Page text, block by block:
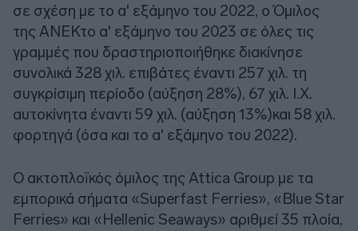
σε σχέση με το α' εξάμηνο του 2022, ο Όμιλος
της ΑΝΕΚτο α' εξάμηνο του 2023 σε όλες τις
γραμμές που δραστηριοποιήθηκε διακίνησε
συνολικά 328 χιλ. επιβάτες έναντι 257 χιλ. τη
συγκρίσιμη περίοδο (αύξηση 28%), 67 χιλ. Ι.Χ.
αυτοκίνητα έναντι 59 χιλ. (αύξηση 13%)και 58 χιλ.
φορτηγά (όσα και το α' εξάμηνο του 2022).
Ο ακτοπλοϊκός όμιλος της Attica Group με τα
εμπορικά σήματα «Superfast Ferries», «Blue Star
Ferries» και «Hellenic Seaways» αριθμεί 35 πλοία,